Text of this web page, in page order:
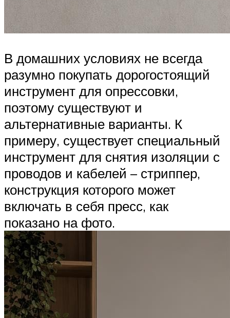
В домашних условиях не всегда
разумно покупать дорогостоящий
инструмент для опрессовки,
поэтому существуют и
альтернативные варианты. К
примеру, существует специальный
инструмент для снятия изоляции с
проводов и кабелей – стриппер,
конструкция которого может
включать в себя пресс, как
показано на фото.